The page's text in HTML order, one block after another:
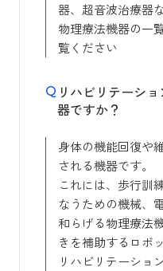
器、超音波治療器
物理療法機器の一覧
覧ください
リハビリテーシ
器ですか？
身体の機能回復や
される機器です。
これには、歩行訓
なうための機械、
和らげる物理療法
きを補助するロボ
リハビリテーショ